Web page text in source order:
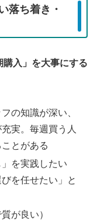
落ち着き・
購入」を大事にする
の知識が深い、
実。毎週買う人
とがある
」を実践したい
を任せたい」と
が良い）